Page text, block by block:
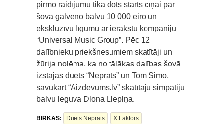
pirmo raidījumu tika dots starts cīņai par
šova galveno balvu 10 000 eiro un
ekskluzīvu līgumu ar ierakstu kompāniju
“Universal Music Group”. Pēc 12
dalībnieku priekšnesumiem skatītāji un
žūrija nolēma, ka no tālākas dalības šovā
izstājas duets “Neprāts” un Tom Simo,
savukārt “Aizdevums.lv” skatītāju simpātiju
balvu ieguva Diona Liepiņa.
BIRKAS: Duets Neprāts X Faktors